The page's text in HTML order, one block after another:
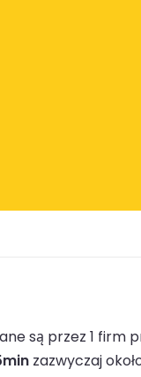
są przez 1 firm
zazwyczaj